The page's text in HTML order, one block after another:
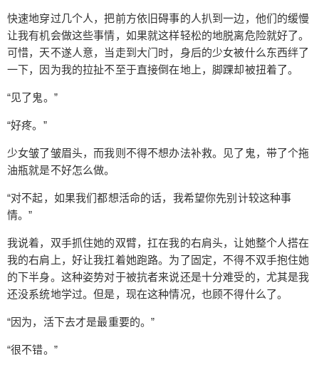
快速地穿过几个人，把前方依旧碍事的人扒到一边，他们的缓慢
让我有机会做这些事情，如果就这样轻松的地脱离危险就好了。
可惜，天不遂人意，当走到大门时，身后的少女被什么东西绊了
一下，因为我的拉扯不至于直接倒在地上，脚踝却被扭着了。
“见了鬼。”
“好疼。”
少女皱了皱眉头，而我则不得不想办法补救。见了鬼，带了个拖
油瓶就是不好怎么做。
“对不起，如果我们都想活命的话，我希望你先别计较这种事
情。”
我说着，双手抓住她的双臂，扛在我的右肩头，让她整个人搭在
我的右肩上，好让我扛着她跑路。为了固定，不得不双手抱住她
的下半身。这种姿势对于被抗者来说还是十分难受的，尤其是我
还没系统地学过。但是，现在这种情况，也顾不得什么了。
“因为，活下去才是最重要的。”
“很不错。”
地，或者冷漠地说着，丝毫不准备去安慰第一次杀
丧尸而有些不适的她。不过，这一带的丧尸我是不
是昨天又清理了好几遍，谁知道呢。 “。。。我明白
了，我会保护你的。” 少女沉默些许，等到有些好受
资，记住，物资才是最重要的，永远都是。” 人，算
是什么重要呢，不过也是可以出卖的货物罢了。我
的场所是不算太遥远的，因而很快就从漫展那里回
来了，在扛着那个少女的情况下。她的身体不算太
重，当然也不算太轻，勉强在我有力气抗的情况之
内。 “去沙发上做一会，我去拿点跌打药。” 我说
有些沉默，在路上就一直沉默着，估计是被扛着十
分难受。也是难免的，也是她的运气不好。 很快从
房间里拿出了跌打药，把药搁在桌子上。接着，我
把外套脱下来，里面的衣服承蒙她的缘故，已经汗
湿完了。这时，她看着我的动作，终于开口了。 “为
吧？ “明明，明明在那种情况下，你可以一个人的，